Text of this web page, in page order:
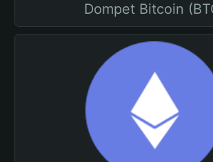
Dompet Bitcoin